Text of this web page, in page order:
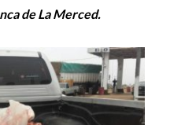
de La Merced.